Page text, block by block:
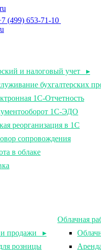
(499) 653-71-10
и налоговый учет ▸
бухгалтерских
1С-Отчетность
1С-ЭДО
реорганизация в 1С
сопровождения
в облаке
и продажи ▸
розницы
Облачная